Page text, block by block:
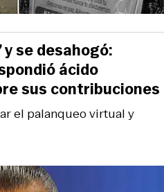
el palanqueo virtual y
se desahogó:
ácido
sus contribuciones